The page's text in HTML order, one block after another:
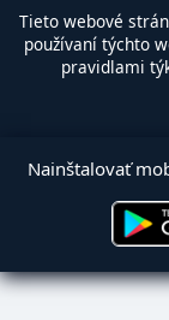
Tieto webové
používaní týchto
pravidlami
Nainštalovať